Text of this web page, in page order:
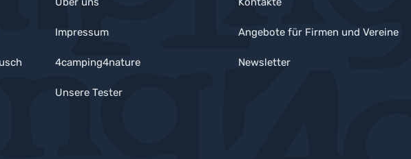
Impressum
4camping4nature
Unsere Tester
Angebote für Firmen und Vereine
Newsletter